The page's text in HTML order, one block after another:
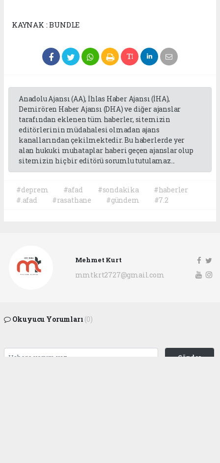
KAYNAK : BUNDLE
Anadolu Ajansı (AA), İhlas Haber Ajansı (İHA),
Demirören Haber Ajansı (DHA) ve diğer ajanslar
tarafından eklenen tüm haberler, sitemizin
editörlerinin müdahalesi olmadan ajans
kanallarından çekilmektedir. Bu haberlerde yer
alan hukuki muhataplar haberi geçen ajanslar olup
sitemizin hiç bir editörü sorumlu tutulamaz...
#deprem #afad #sondakika
#haberler
#.afad
#rasathane #gündem #7.2
Mehmet Kurt
mmtkrt2727@gmail.com
Okuyucu Yorumları (0)
Gönder